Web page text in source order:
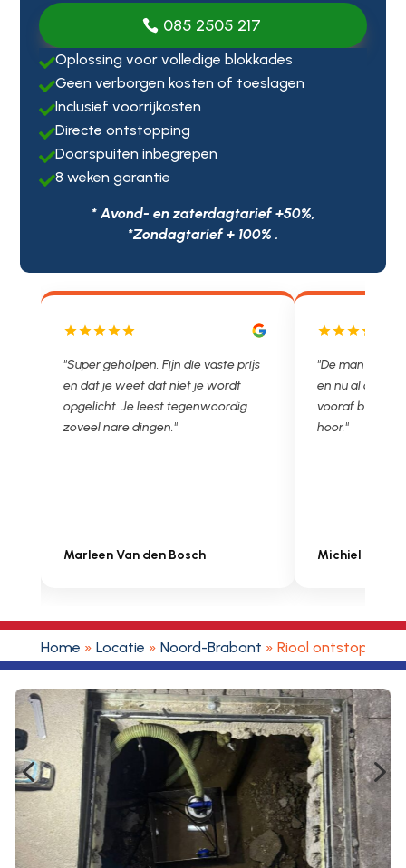
085 2505 217
Oplossing voor volledige blokkades
Geen verborgen kosten of toeslagen
Inclusief voorrijkosten
Directe ontstopping
Doorspuiten inbegrepen
8 weken garantie
* Avond- en zaterdagtarief +50%,
*Zondagtarief + 100% .
geholpen. Fijn die vaste prijs
dat je weet dat niet je wordt
Je leest tegenwoordig
nare dingen."
Van den Bosch
"De man rijden net weg.
en nu al opgelost voor een
vooraf besproken tarief.
Michiel Uitdenbongerd
Home » Locatie » Noord-Brabant » Riool ontstoppen
4 5